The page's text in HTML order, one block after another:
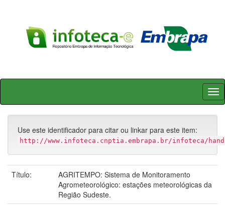
Skip
Use este identificador para citar ou linkar para este item:
http://www.infoteca.cnptia.embrapa.br/infoteca/
Título:
AGRITEMPO: Sistema de Monitoramento
Agrometeorológico: estações meteorológicas da
Região Sudeste.